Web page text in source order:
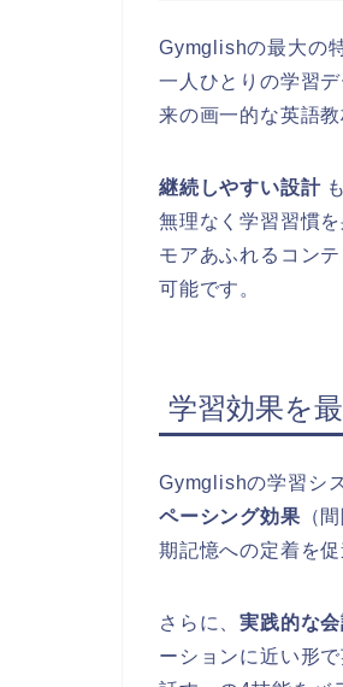
Gymglishの最大の
一人ひとりの学習
来の画一的な英語
継続しやすい設計
無理なく学習習慣
モアあふれるコン
可能です。
学習効果を
Gymglishの学習シ
ペーシング効果 （
期記憶への定着を促
さらに、実践的な
ーションに近い形